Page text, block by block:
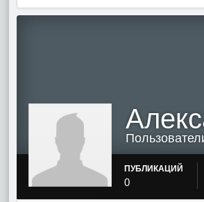
ПУБЛИКАЦИЙ
0